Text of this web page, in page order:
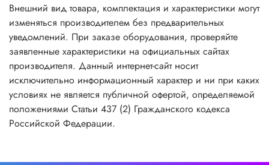
Внешний вид товара, комплектация и характеристики могут
изменяться производителем без предварительных
уведомлений. При заказе оборудования, проверяйте
заявленные характеристики на официальных сайтах
производителя. Данный интернет-сайт носит
исключительно информационный характер и ни при каких
условиях не является публичной офертой, определяемой
положениями Статьи 437 (2) Гражданского кодекса
Российской Федерации.